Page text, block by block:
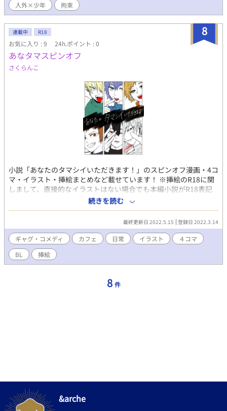
人外×少年
拘束
8
連載中 R18
お気に入り : 9 24h.ポイント : 0
あなタマスピンオフ
さくらんこ
小説「あなたのタマシイいただきます！」のスピンオフ漫画・4コ
マ・イラスト・挿絵まとめなど載せています！ ※挿絵のR18に関
しまして、直接的なイラストはない場合でも本編小説がR18表記
のため、イラストもR18とさせていただいております。 本編の小
説・キャラの詳細はこちら。
https://www.alphapolis.co.jp/novel/26142536/832586468
「《食霊ーしょくれいー》ってなんですか？」 普通男子大学生、
代表、千星那由多。 大学生活を普通に満喫予定だった彼が喫茶
【シロフクロウ】でのバイトを始めてしまったがばかりに…！ そ
こで働く仲間たちは“普通じゃない”イケメンばかり。 そして、彼
らには隠された『別の仕事』がある…。 BL、日常、バトル、シリ
なたは喫茶【シロフクロウ】の扉を開けますか？ 6人それぞれ固
挿絵を毎日投稿します。 ⚫︎Twitter いるかとう
https://twitter.com/__isc__ ろめの
https://twitter.com/shiro2960 ⚫︎youtube(雑談)
続きを読む
最終更新日 2022.5.15 登録日 2022.3.14
ギャグ・コメディ カフェ 日常 イラスト
４コマ
BL
挿絵
8 件
&arche